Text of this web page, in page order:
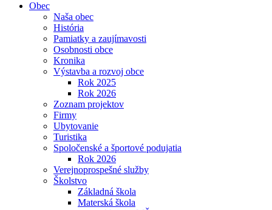
Obec
Naša obec
História
Pamiatky a zaujímavosti
Osobnosti obce
Kronika
Výstavba a rozvoj obce
Rok 2025
Rok 2026
Zoznam projektov
Firmy
Ubytovanie
Turistika
Spoločenské a športové podujatia
Rok 2026
Verejnoprospešné služby
Školstvo
Základná škola
Materská škola